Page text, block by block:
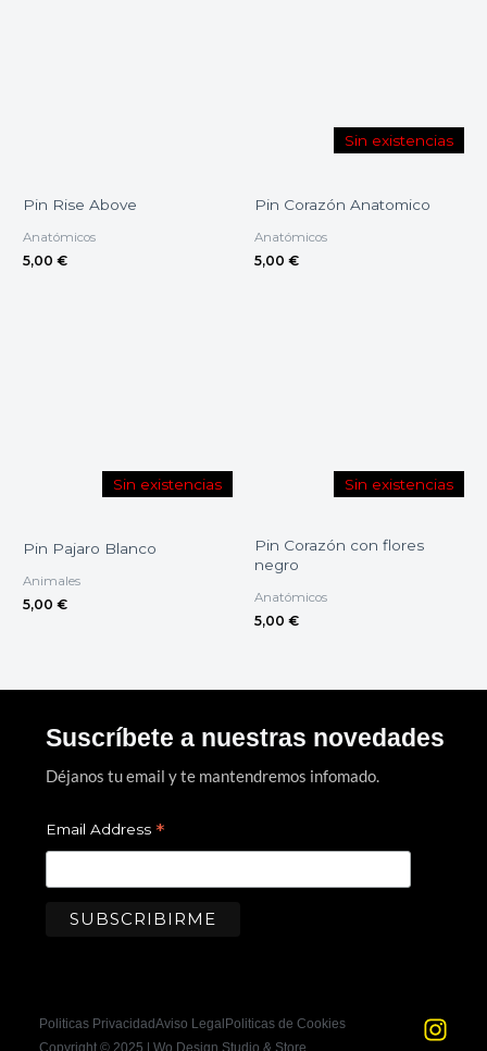
Pin Rise Above
Anatómicos
5,00 €
Sin existencias
Pin Corazón Anatomico
Anatómicos
5,00 €
Sin existencias
Pin Pajaro Blanco
Animales
5,00 €
Sin existencias
Pin Corazón con flores
negro
Anatómicos
5,00 €
Suscríbete a nuestras novedades
Déjanos tu email y te mantendremos infomado.
Email Address *
Politicas PrivacidadAviso Legal Politicas de Cookies
Copyright © 2025 | Wo Design Studio & Store
I
F